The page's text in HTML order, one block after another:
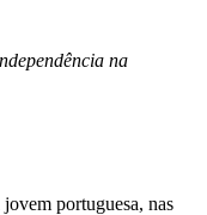
na
portuguesa, nas